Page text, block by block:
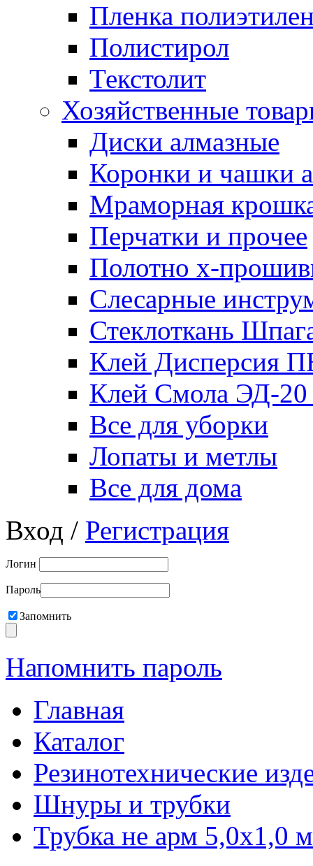
Пленка
Полистирол
Текстолит
Хозяйственные
Диски алмазные
Коронки и чашки
Мраморная
Перчатки и прочее
Полотно х-
Слесарные
Стеклоткань
Клей Дисперсия
Клей Смола ЭД-20
Все для уборки
Лопаты и метлы
Все для дома
Вход / Регистрация
Логин
Пароль
Запомнить
Напомнить пароль
Главная
Каталог
Резинотехнические
Шнуры и трубки
Трубка не арм 5,0х1,0